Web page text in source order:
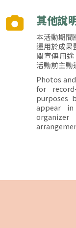
其他說
本活動期
運用於成
關宣傳用
活動前主動
Photos
for
purposes
appear